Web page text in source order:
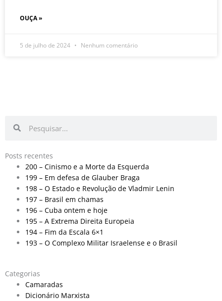
OUÇA »
5 de julho de 2024 Nenhum comentário
Posts recentes
200 – Cinismo e a Morte da Esquerda
199 – Em defesa de Glauber Braga
198 – O Estado e Revolução de Vladmir Lenin
197 – Brasil em chamas
196 – Cuba ontem e hoje
195 – A Extrema Direita Europeia
194 – Fim da Escala 6×1
193 – O Complexo Militar Israelense e o Brasil
Categorias
Camaradas
Dicionário Marxista